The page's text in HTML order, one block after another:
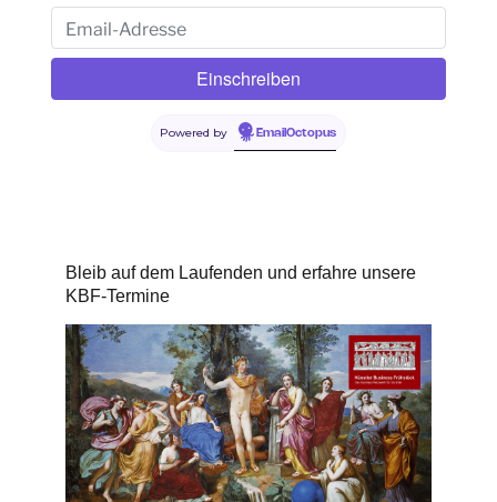
Powered by EmailOctopus
Bleib auf dem Laufenden und erfahre unsere
KBF-Termine